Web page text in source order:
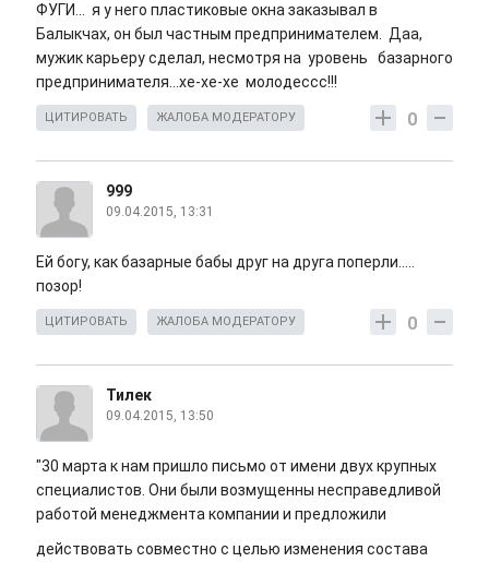
ФУГИ... я у него пластиковые окна заказывал в
Балыкчах, он был частным предпринимателем. Даа,
мужик карьеру сделал, несмотря на уровень базарного
предпринимателя...хе-хе-хе молодессс!!!
0
ЦИТИРОВАТЬ ЖАЛОБА МОДЕРАТОРУ
999
09.04.2015, 13:31
Ей богу, как базарные бабы друг на друга поперли.....
позор!
0
ЦИТИРОВАТЬ ЖАЛОБА МОДЕРАТОРУ
Тилек
09.04.2015, 13:50
"30 марта к нам пришло письмо от имени двух крупных
специалистов. Они были возмущенны несправедливой
работой менеджмента компании и предложили
действовать совместно с целью изменения состава